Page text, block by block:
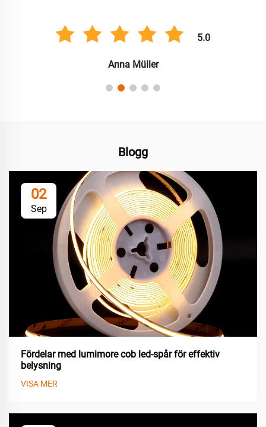
5.0
Anna Müller
Blogg
02
Sep
Fördelar med lumimore cob led-spår för effektiv
belysning
VISA MER